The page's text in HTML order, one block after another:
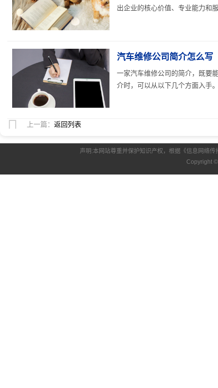
出企业的核心价值、专业能力和
汽车维修公司简介怎么写
一家汽车维修公司的简介，既要
介时，可以从以下几个方面入手
上一篇： 返回列表
声明:本网站尊重并保护知识产权，根据《信息网络
Copyright